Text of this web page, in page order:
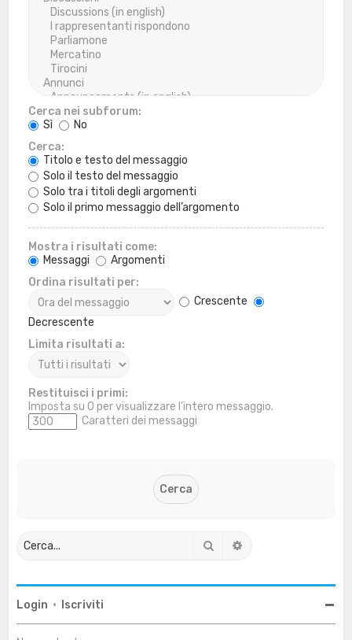
Cerca nei subforum:
Sì
No
Cerca:
Titolo e testo del messaggio
Solo il testo del messaggio
Solo tra i titoli degli argomenti
Solo il primo messaggio dell’argomento
Mostra i risultati come:
Messaggi
Argomenti
Ordina risultati per:
Crescente
Decrescente
Limita risultati a:
Restituisci i primi:
Imposta su 0 per visualizzare l’intero messaggio.
Caratteri dei messaggi
Cerca
Login • Iscriviti